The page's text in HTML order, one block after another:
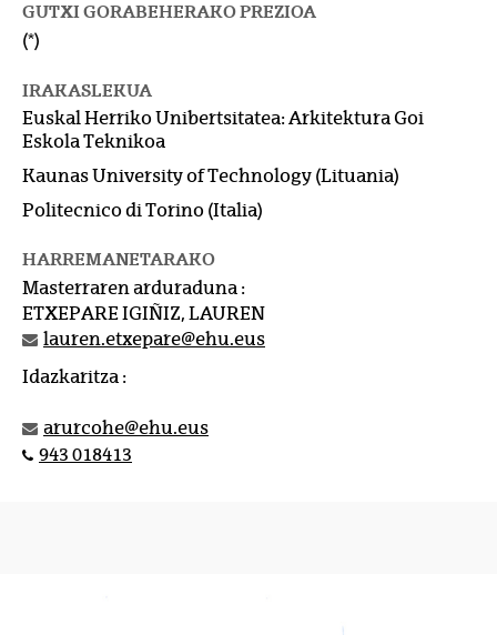
GUTXI GORABEHERAKO PREZIOA
(*)
IRAKASLEKUA
Euskal Herriko Unibertsitatea: Arkitektura Goi
Eskola Teknikoa
Kaunas University of Technology (Lituania)
Politecnico di Torino (Italia)
HARREMANETARAKO
Masterraren arduraduna :
ETXEPARE IGIÑIZ, LAUREN
lauren.etxepare@ehu.eus
Idazkaritza :
arurcohe@ehu.eus
943 018413